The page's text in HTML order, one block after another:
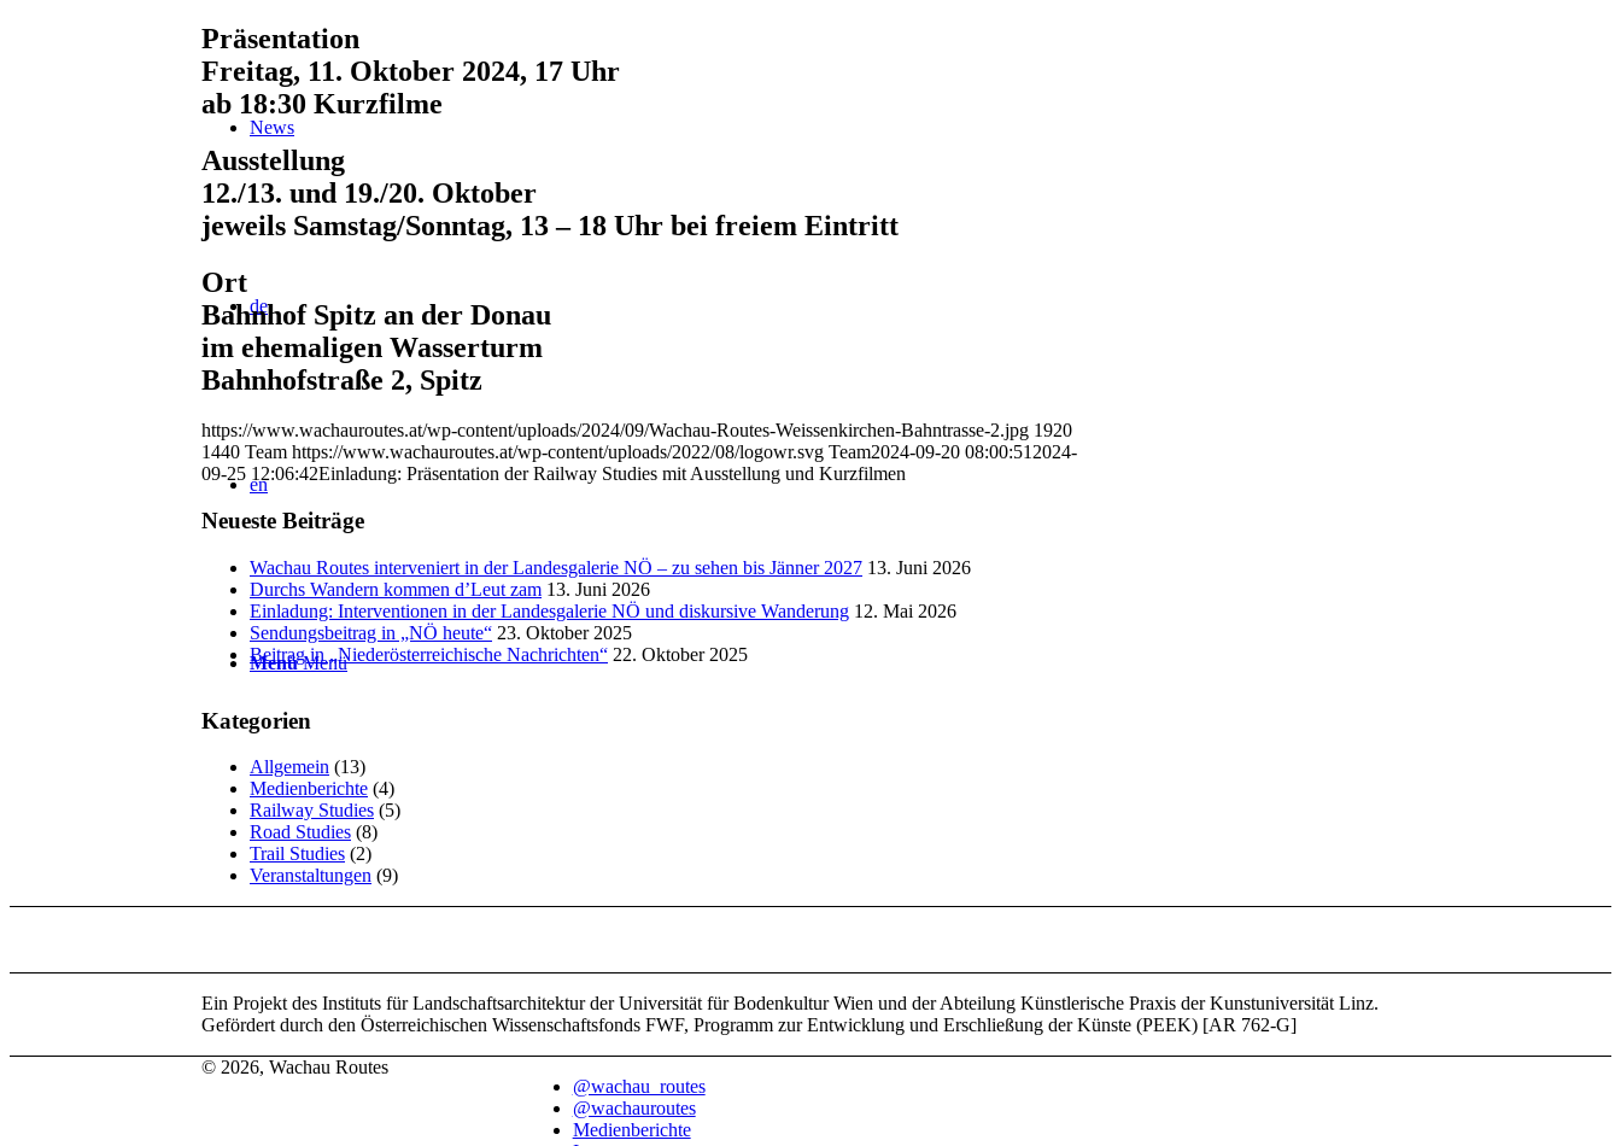
News
de
en
Menü Menü
Präsentation
Freitag, 11. Oktober 2024, 17 Uhr
ab 18:30 Kurzfilme
Ausstellung
12./13. und 19./20. Oktober
jeweils Samstag/Sonntag, 13 – 18 Uhr bei freiem Eintritt
Ort
Bahnhof Spitz an der Donau
im ehemaligen Wasserturm
Bahnhofstraße 2, Spitz
https://www.wachauroutes.at/wp-content/uploads/2024/09/Wachau-Routes-Weissenkirchen-Bahntrasse-2.jpg 1920
1440 Team https://www.wachauroutes.at/wp-content/uploads/2022/08/logowr.svg Team2024-09-20 08:00:512024-
09-25 12:06:42Einladung: Präsentation der Railway Studies mit Ausstellung und Kurzfilmen
Neueste Beiträge
Wachau Routes interveniert in der Landesgalerie NÖ – zu sehen bis Jänner 2027 13. Juni 2026
Durchs Wandern kommen d’Leut zam 13. Juni 2026
Einladung: Interventionen in der Landesgalerie NÖ und diskursive Wanderung 12. Mai 2026
Sendungsbeitrag in „NÖ heute“ 23. Oktober 2025
Beitrag in „Niederösterreichische Nachrichten“ 22. Oktober 2025
Kategorien
Allgemein (13)
Medienberichte (4)
Railway Studies (5)
Road Studies (8)
Trail Studies (2)
Veranstaltungen (9)
Ein Projekt des Instituts für Landschaftsarchitektur der Universität für Bodenkultur Wien und der Abteilung Künstlerische Praxis der Kunst­universität Linz.
Gefördert durch den Österreichischen Wissenschaftsfonds FWF, Programm zur Entwicklung und Erschließung der Künste (PEEK) [AR 762-G]
© 2026, Wachau Routes
@wachau_routes
@wachauroutes
Medienberichte